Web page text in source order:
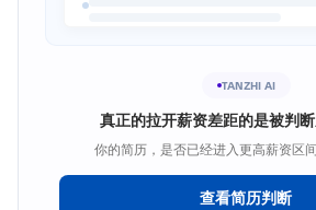
TANZHI AI
真正的拉开薪资差距的是被判
你的简历，是否已经进入更高薪资区
查看简历判断